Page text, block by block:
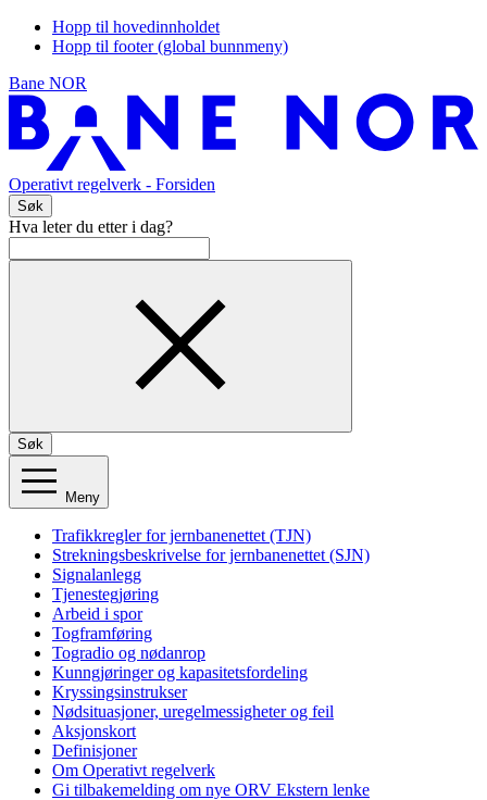
Hopp til hovedinnholdet
Hopp til footer (global bunnmeny)
Bane NOR
Operativt regelverk - Forsiden
Søk
Hva leter du etter i dag?
Søk
Meny
Trafikkregler for jernbanenettet (TJN)
Strekningsbeskrivelse for jernbanenettet (SJN)
Signalanlegg
Tjenestegjøring
Arbeid i spor
Togframføring
Togradio og nødanrop
Kunngjøringer og kapasitetsfordeling
Kryssingsinstrukser
Nødsituasjoner, uregelmessigheter og feil
Aksjonskort
Definisjoner
Om Operativt regelverk
Gi tilbakemelding om nye ORV Ekstern lenke